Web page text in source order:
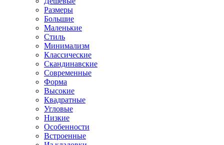
Размеры
Большие
Маленькие
Стиль
Минимализм
Классические
Скандинавские
Современные
Форма
Высокие
Квадратные
Угловые
Низкие
Особенности
Встроенные